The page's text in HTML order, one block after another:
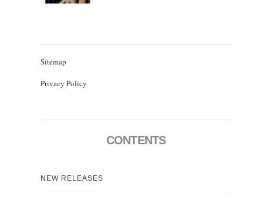
Sitemap
Privacy Policy
CONTENTS
NEW RELEASES